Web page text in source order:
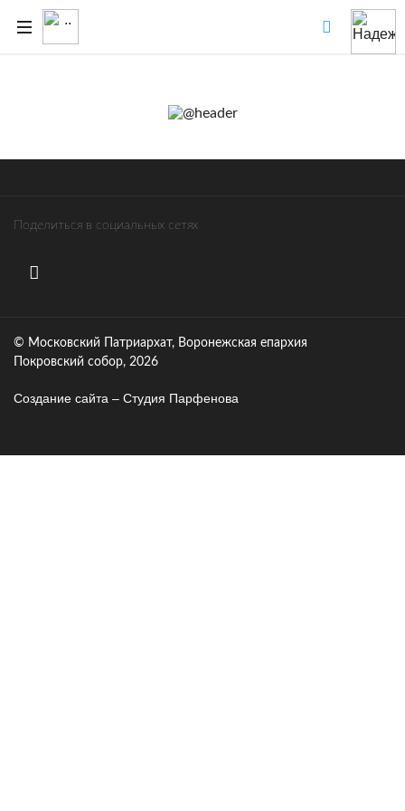
Поделиться в социальных сетях
© Московский Патриархат, Воронежcкая епархия
Покровский собор, 2026
Создание сайта – Cтудия Парфенова